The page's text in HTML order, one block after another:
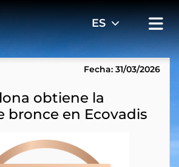
Fecha: 31/03/2026
obtiene la
bronce en Ecovadis